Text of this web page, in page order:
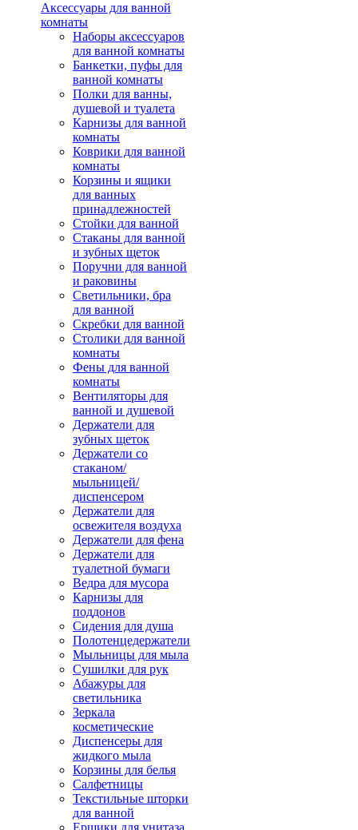
Аксессуары для ванной
комнаты
Наборы аксессуаров
для ванной комнаты
Банкетки, пуфы для
ванной комнаты
Полки для ванны,
душевой и туалета
Карнизы для ванной
комнаты
Коврики для ванной
комнаты
Корзины и ящики
для ванных
принадлежностей
Стойки для ванной
Стаканы для ванной
и зубных щеток
Поручни для ванной
и раковины
Светильники, бра
для ванной
Скребки для ванной
Столики для ванной
комнаты
Фены для ванной
комнаты
Вентиляторы для
ванной и душевой
Держатели для
зубных щеток
Держатели со
стаканом/
мыльницей/
диспенсером
Держатели для
освежителя воздуха
Держатели для фена
Держатели для
туалетной бумаги
Ведра для мусора
Карнизы для
поддонов
Сидения для душа
Полотенцедержатели
Мыльницы для мыла
Сушилки для рук
Абажуры для
светильника
Зеркала
косметические
Диспенсеры для
жидкого мыла
Корзины для белья
Салфетницы
Текстильные шторки
для ванной
Ершики для унитаза